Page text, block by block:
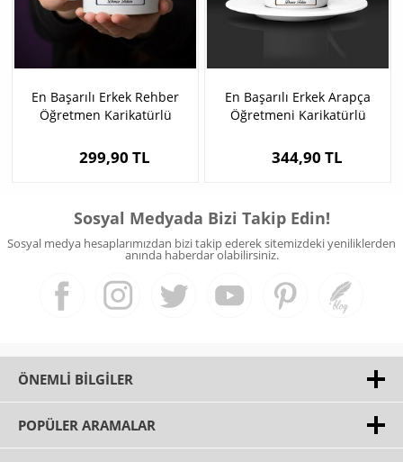
En Başarılı Erkek Rehber
Öğretmen Karikatürlü
299,90 TL
En Başarılı Erkek Arapça
Öğretmeni Karikatürlü
344,90 TL
Sosyal Medyada Bizi Takip Edin!
Sosyal medya hesaplarımızdan bizi takip ederek sitemizdeki yeniliklerden
anında haberdar olabilirsiniz.
ÖNEMLI BILGILER
POPÜLER ARAMALAR